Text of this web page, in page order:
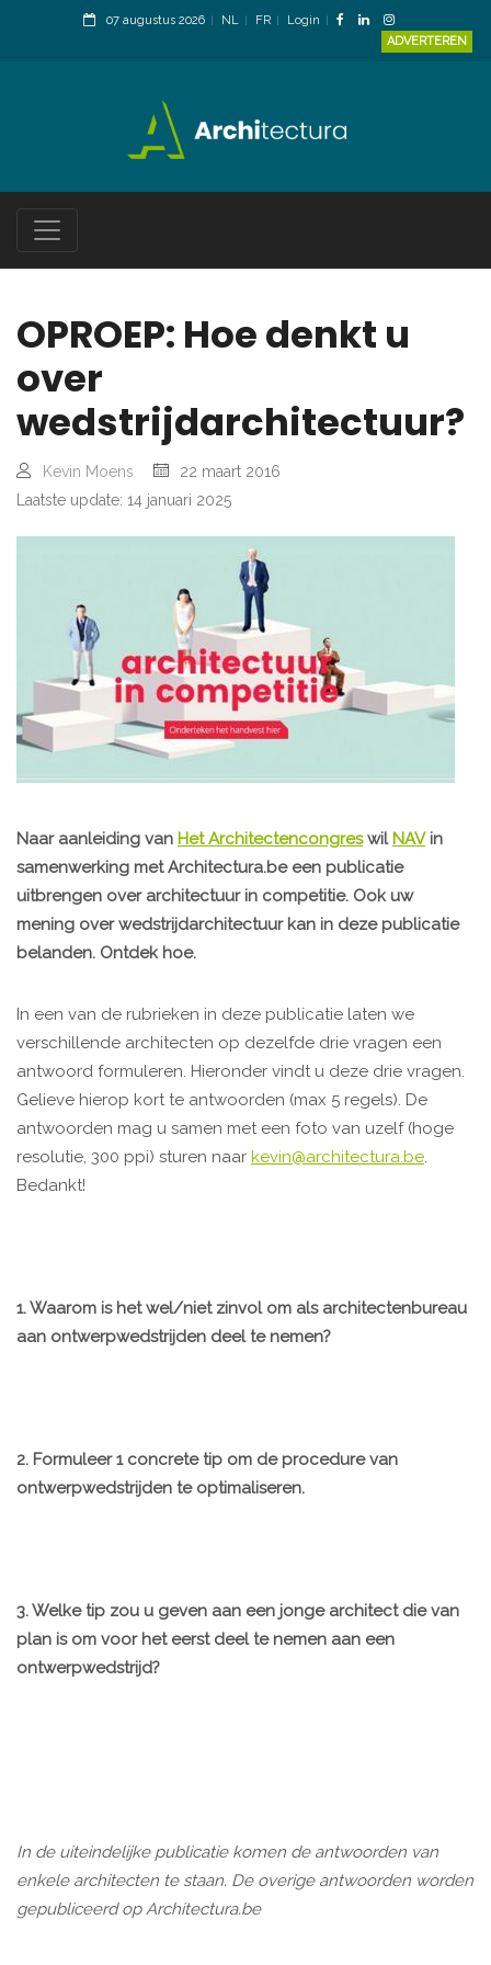
07 augustus 2026 NL FR
Login
ADVERTEREN
OPROEP: Hoe denkt u
over
wedstrijdarchitectuur?
Kevin Moens
22 maart 2016
Laatste update: 14 januari 2025
Naar aanleiding van Het Architectencongreswil NAVin
samenwerking met Architectura.be een publicatie
uitbrengen over architectuur in competitie. Ook uw
mening over wedstrijdarchitectuur kan in deze publicatie
belanden. Ontdek hoe.
In een van de rubrieken in deze publicatie laten we
verschillende architecten op dezelfde drie vragen een
antwoord formuleren. Hieronder vindt u deze drie vragen.
Gelieve hierop kort te antwoorden (max 5 regels). De
antwoorden mag u samen met een foto van uzelf (hoge
resolutie, 300 ppi) sturen naar kevin@architectura.be.
Bedankt!
1. Waarom is het wel/niet zinvol om als architectenbureau
aan ontwerpwedstrijden deel te nemen?
2. Formuleer 1 concrete tip om de procedure van
ontwerpwedstrijden te optimaliseren.
3. Welke tip zou u geven aan een jonge architect die van
plan is om voor het eerst deel te nemen aan een
ontwerpwedstrijd?
In de uiteindelijke publicatie komen de antwoorden van
enkele architecten te staan. De overige antwoorden worden
gepubliceerd op Architectura.be